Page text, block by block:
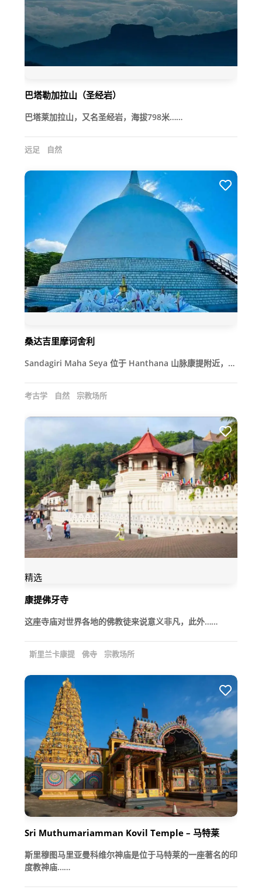
巴塔勒加拉山（圣经岩）
巴塔莱加拉山，又名圣经岩，海拔798米……
远足 自然
桑达吉里摩诃舍利
Sandagiri Maha Seya 位于 Hanthana 山脉康提附近，…
考古学 自然 宗教场所
精选
康提佛牙寺
这座寺庙对世界各地的佛教徒来说意义非凡，此外……
斯里兰卡康提 佛寺 宗教场所
Sri Muthumariamman Kovil Temple – 马特莱
斯里穆图马里亚曼科维尔神庙是位于马特莱的一座著名的印
度教神庙……